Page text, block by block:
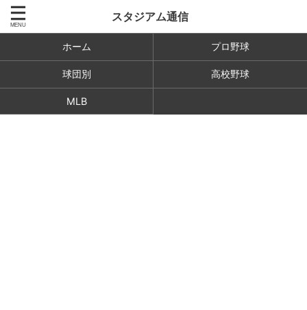
スタジアム通信
ホーム プロ野球
球団別 高校野球
MLB